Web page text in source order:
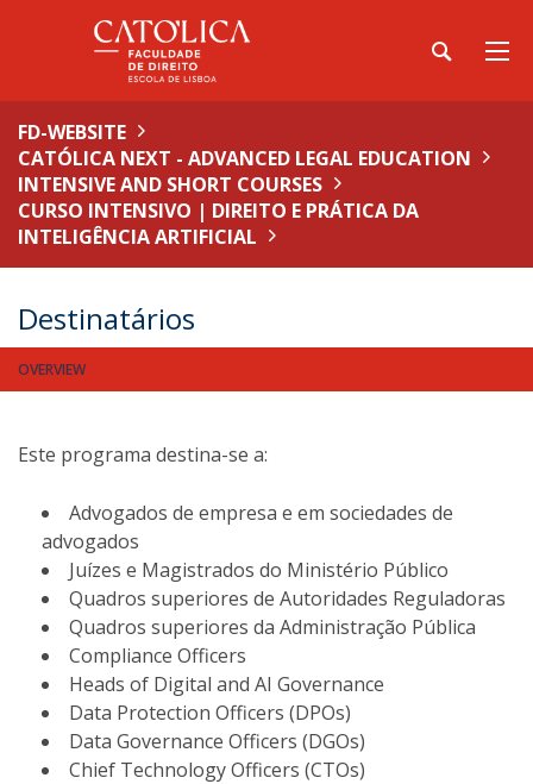
FD-WEBSITE
CATÓLICA NEXT - ADVANCED LEGAL EDUCATION
INTENSIVE AND SHORT COURSES
CURSO INTENSIVO | DIREITO E PRÁTICA DA
INTELIGÊNCIA ARTIFICIAL
Destinatários
OVERVIEW
Este programa destina-se a:
Advogados de empresa e em sociedades de
advogados
Juízes e Magistrados do Ministério Público
Quadros superiores de Autoridades Reguladoras
Quadros superiores da Administração Pública
Compliance Officers
Heads of Digital and AI Governance
Data Protection Officers (DPOs)
Data Governance Officers (DGOs)
Chief Technology Officers (CTOs)